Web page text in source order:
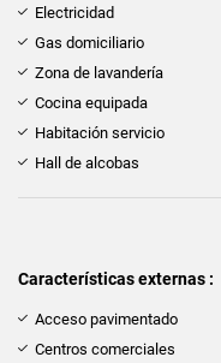
Electricidad
Gas domiciliario
Zona de lavandería
Cocina equipada
Habitación servicio
Hall de alcobas
Características externas :
Acceso pavimentado
Centros comerciales